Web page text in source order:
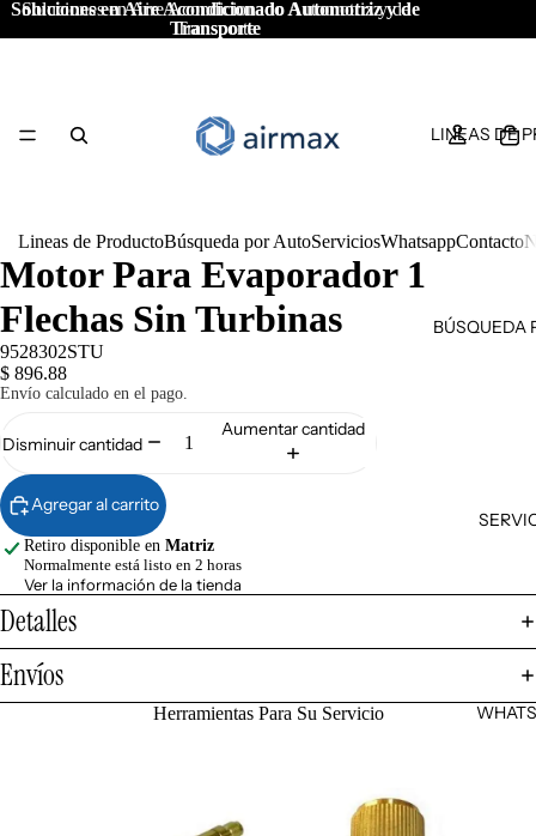
Soluciones en Aire Acondicionado Automotriz y de
Transporte
Soluciones en Aire Acondicionado Automotriz y de
Transporte
LINEAS DE
BÚSQUEDA
Lineas de ProductoBúsqueda por AutoServiciosWhatsappContacto
Motor Para Evaporador 1
Flechas Sin Turbinas
9528302STU
$ 896.88
Envío calculado en el pago.
Disminuir cantidad
Aumentar cantidad
Agregar al carrito
Retiro disponible en Matriz
Normalmente está listo en 2 horas
Ver la información de la tienda
Detalles
Envíos
Herramientas Para Su Servicio